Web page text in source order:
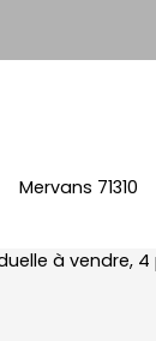
Mervans 71310